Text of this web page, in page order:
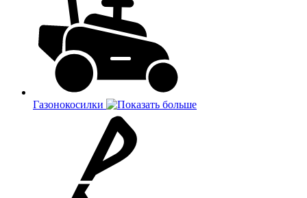
Газонокосилки